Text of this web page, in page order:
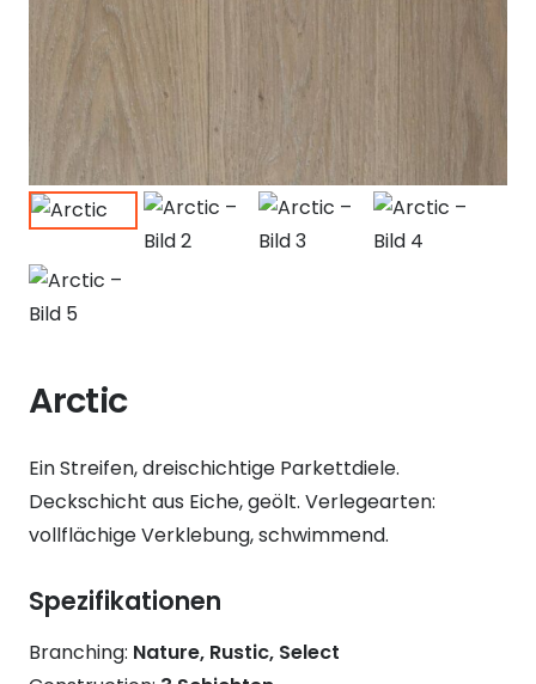
Arctic
Ein Streifen, dreischichtige Parkettdiele.
Deckschicht aus Eiche, geölt. Verlegearten:
vollflächige Verklebung, schwimmend.
Spezifikationen
Branching: Nature, Rustic, Select